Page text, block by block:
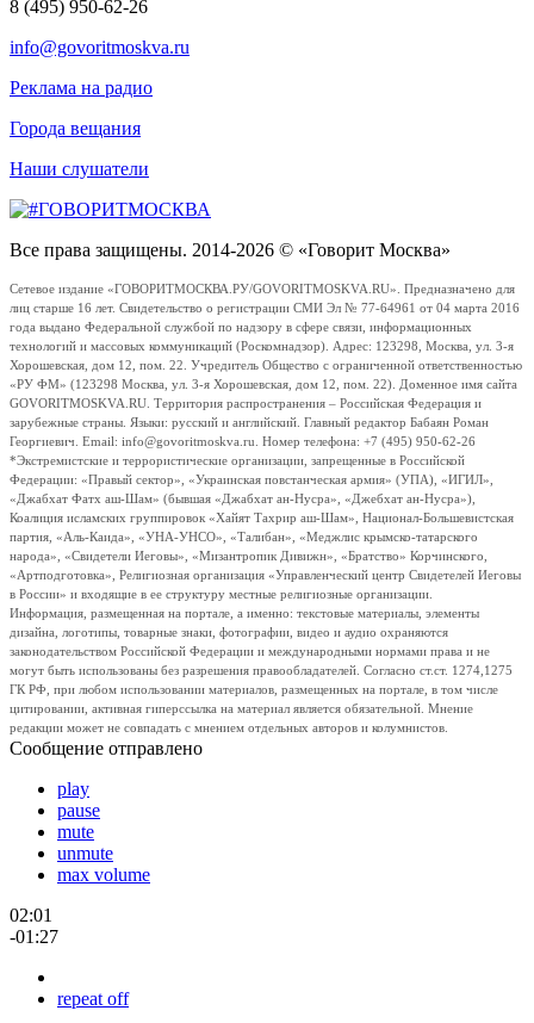
8 (495) 950-62-26
info@govoritmoskva.ru
Реклама на радио
Города вещания
Наши слушатели
Все права защищены. 2014-2026 © «Говорит Москва»
Сетевое издание «ГОВОРИТМОСКВА.РУ/GOVORITMOSKVA.RU». Предназначено для
лиц старше 16 лет. Свидетельство о регистрации СМИ Эл № 77-64961 от 04 марта 2016
года выдано Федеральной службой по надзору в сфере связи, информационных
технологий и массовых коммуникаций (Роскомнадзор). Адрес: 123298, Москва, ул. 3-я
Хорошевская, дом 12, пом. 22. Учредитель Общество с ограниченной ответственностью
«РУ ФМ» (123298 Москва, ул. 3-я Хорошевская, дом 12, пом. 22). Доменное имя сайта
GOVORITMOSKVA.RU. Территория распространения – Российская Федерация и
зарубежные страны. Языки: русский и английский. Главный редактор Бабаян Роман
Георгиевич. Email: info@govoritmoskva.ru. Номер телефона: +7 (495) 950-62-26
*Экстремистские и террористические организации, запрещенные в Российской
Федерации: «Правый сектор», «Украинская повстанческая армия» (УПА), «ИГИЛ»,
«Джабхат Фатх аш-Шам» (бывшая «Джабхат ан-Нусра», «Джебхат ан-Нусра»),
Коалиция исламских группировок «Хайят Тахрир аш-Шам», Национал-Большевистская
партия, «Аль-Каида», «УНА-УНСО», «Талибан», «Меджлис крымско-татарского
народа», «Свидетели Иеговы», «Мизантропик Дивижн», «Братство» Корчинского,
«Артподготовка», Религиозная организация «Управленческий центр Свидетелей Иеговы
в России» и входящие в ее структуру местные религиозные организации.
Информация, размещенная на портале, а именно: текстовые материалы, элементы
дизайна, логотипы, товарные знаки, фотографии, видео и аудио охраняются
законодательством Российской Федерации и международными нормами права и не
могут быть использованы без разрешения правообладателей. Согласно ст.ст. 1274,1275
ГК РФ, при любом использовании материалов, размещенных на портале, в том числе
цитировании, активная гиперссылка на материал является обязательной. Мнение
редакции может не совпадать с мнением отдельных авторов и колумнистов.
Сообщение отправлено
play
pause
mute
unmute
max volume
02:01
-01:27
repeat off